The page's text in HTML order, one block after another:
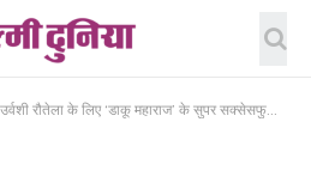
उर्वशी रौतेला के लिए ‘डाकू महाराज’ के सुपर सक्सेसफुल 100 दिन का जश्न